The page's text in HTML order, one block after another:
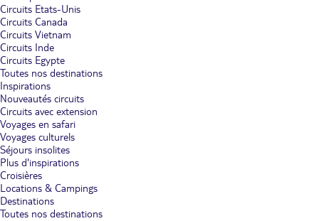
Circuits Etats-Unis
Circuits Canada
Circuits Vietnam
Circuits Inde
Circuits Egypte
Toutes nos destinations
Inspirations
Nouveautés circuits
Circuits avec extension
Voyages en safari
Voyages culturels
Séjours insolites
Plus d'inspirations
Croisières
Locations & Campings
Destinations
Toutes nos destinations